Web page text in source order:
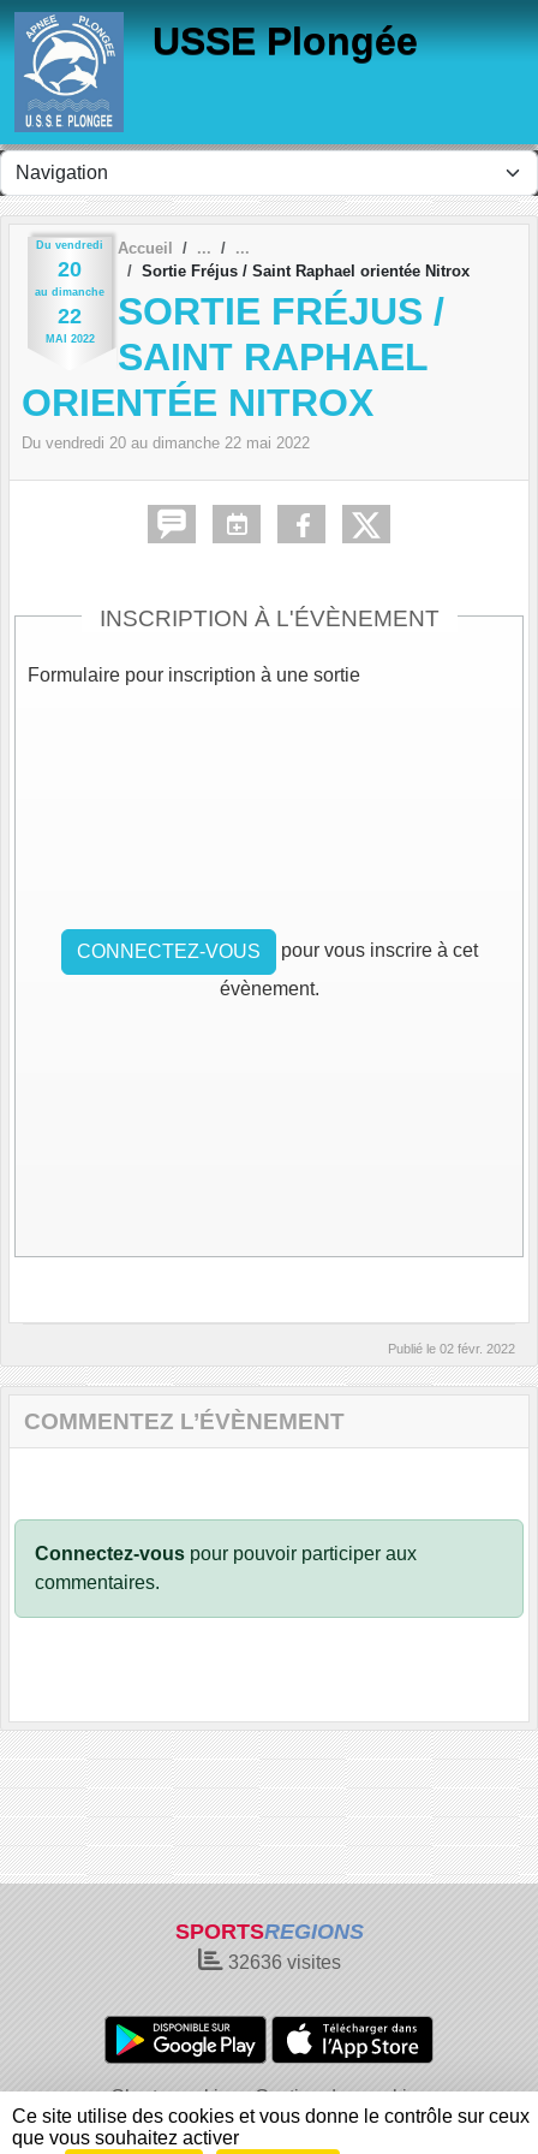
USSE Plongée
Du vendredi
20
au dimanche
22
MAI 2022
Accueil
Sortie Fréjus / Saint Raphael orientée Nitrox
SORTIE FRÉJUS /
SAINT RAPHAEL
ORIENTÉE NITROX
Du vendredi 20 au dimanche 22 mai 2022
INSCRIPTION À L'ÉVÈNEMENT
Formulaire pour inscription à une sortie
CONNECTEZ-VOUS
pour vous inscrire à cet
évènement.
Publié le 02 févr. 2022
COMMENTEZ L’ÉVÈNEMENT
Connectez-vous pour pouvoir participer aux
commentaires.
SPORTSREGIONS
32636visites
Charte cookies
Gestion des cookies
Informations légales
Signaler un contenu inapproprié
Panneau de gestion des cookies
Ce site utilise des cookies et vous donne le contrôle sur ceux
que vous souhaitez activer